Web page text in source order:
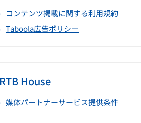
コンテンツ掲載に関する利用規約
Taboola広告ポリシー
RTB House
媒体パートナーサービス提供条件